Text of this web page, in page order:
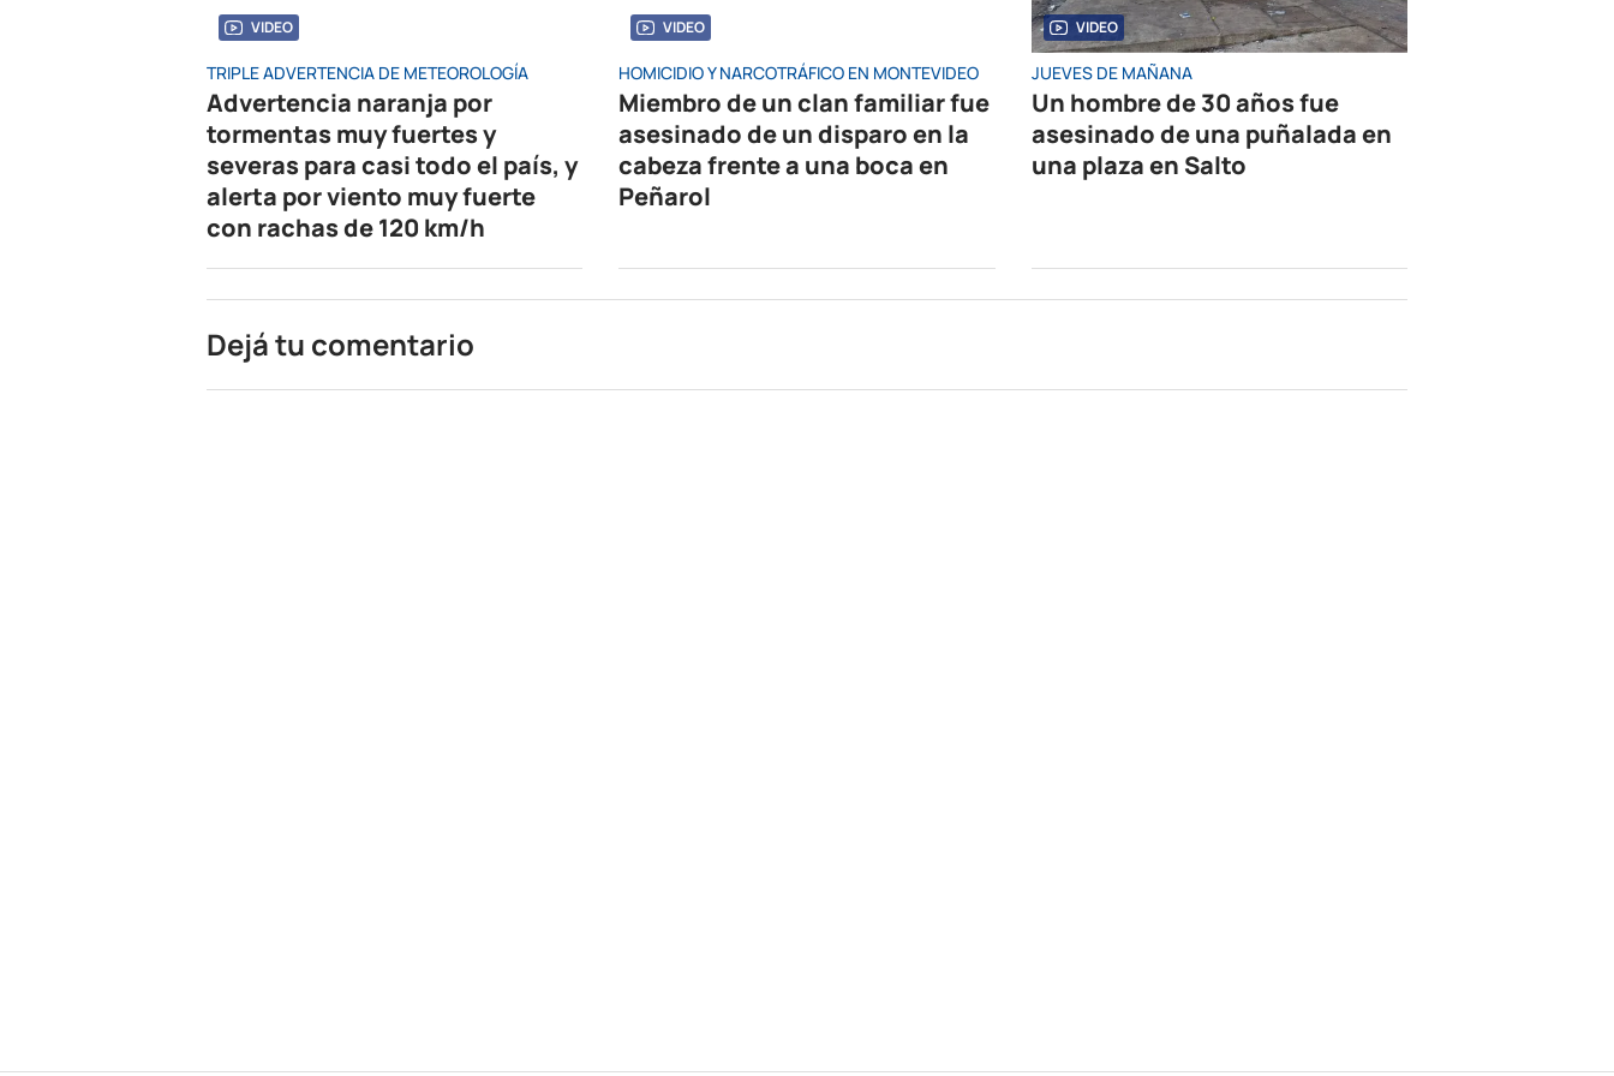
VIDEO
TRIPLE ADVERTENCIA DE METEOROLOGÍA
Advertencia naranja por
tormentas muy fuertes y
severas para casi todo el país, y
alerta por viento muy fuerte
con rachas de 120 km/h
VIDEO
HOMICIDIO Y NARCOTRÁFICO EN MONTEVIDEO
Miembro de un clan familiar fue
asesinado de un disparo en la
cabeza frente a una boca en
Peñarol
VIDEO
JUEVES DE MAÑANA
Un hombre de 30 años fue
asesinado de una puñalada en
una plaza en Salto
Dejá tu comentario